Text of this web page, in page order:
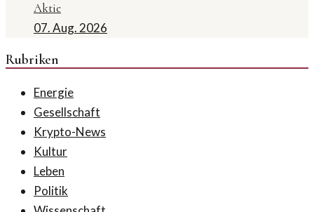
Aktie
07. Aug. 2026
Rubriken
Energie
Gesellschaft
Krypto-News
Kultur
Leben
Politik